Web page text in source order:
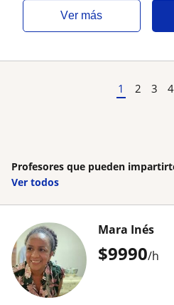
ver más
1 2 3 4
Profesores que pueden
Ver todos
$9990/h
Mara Inés